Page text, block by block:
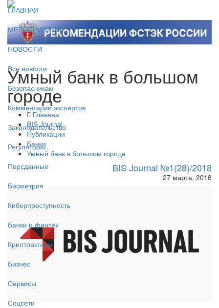
ГЛАВНАЯ
МЕРОПРИЯТИЯ
НОВОСТИ
Все новости
Безопасникам
Комментарии экспертов
Законодательство
Регуляторы
Персданные
Биометрия
Киберпреступность
Банки и финтех
Криптоактивы
Бизнес
Сервисы
Соцсети
Умный банк в большом
городе
Главная
BIS Journal
Публикации
Банки
Умный банк в большом городе
BIS Journal №1(28)/2018
27 марта, 2018